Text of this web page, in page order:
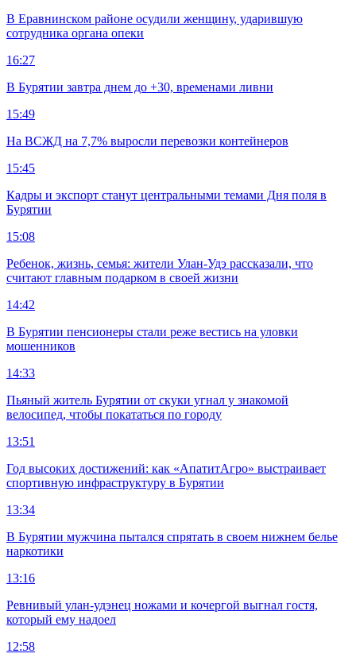
В Еравнинском районе осудили женщину, ударившую
сотрудника органа опеки
16:27
В Бурятии завтра днем до +30, временами ливни
15:49
На ВСЖД на 7,7% выросли перевозки контейнеров
15:45
Кадры и экспорт станут центральными темами Дня поля в
Бурятии
15:08
Ребенок, жизнь, семья: жители Улан-Удэ рассказали, что
считают главным подарком в своей жизни
14:42
В Бурятии пенсионеры стали реже вестись на уловки
мошенников
14:33
Пьяный житель Бурятии от скуки угнал у знакомой
велосипед, чтобы покататься по городу
13:51
Год высоких достижений: как «АпатитАгро» выстраивает
спортивную инфраструктуру в Бурятии
13:34
В Бурятии мужчина пытался спрятать в своем нижнем белье
наркотики
13:16
Ревнивый улан-удэнец ножами и кочергой выгнал гостя,
который ему надоел
12:58